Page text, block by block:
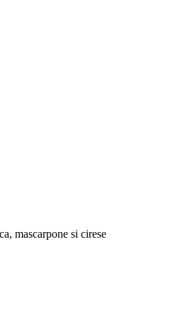
mascarpone si cirese